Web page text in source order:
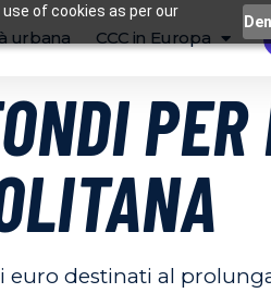
of cookies as per our
urbana CCC in Europa
euro destinati al